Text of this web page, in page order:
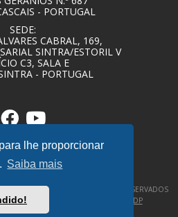
lhe proporcionar
Saiba mais
- PORTUGAL
SEDE:
CABRAL, 169,
SINTRA/ESTORIL V
C3, SALA E
- PORTUGAL
– TODOS OS DIREITOS RESERVADOS
TERMOS E CONDIÇÕES DESIGNBY|DP